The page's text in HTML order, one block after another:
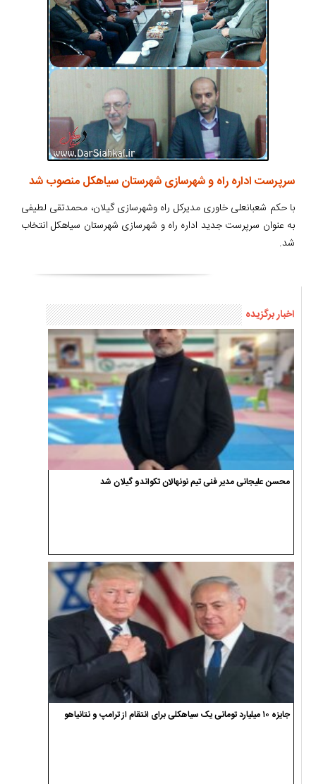
سرپرست اداره راه و شهرسازی شهرستان سیاهکل منصوب شد
با حکم شعبانعلی خاوری مدیرکل راه وشهرسازی گیلان، محمدتقی لطیفی
به عنوان سرپرست جدید اداره راه و شهرسازی شهرستان سیاهکل انتخاب
شد.
اخبار برگزیده
محسن علیجانی مدیر فنی تیم نونهالان تکواندو گیلان شد
جایزه ۱۰ میلیارد تومانی یک سیاهکلی برای انتقام از ترامپ و نتانیاهو